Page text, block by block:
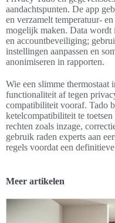
aandachtspunten. De app
en verzamelt temperatuur-
mogelijk maken. Data wordt
en accountbeveiliging;
instellingen aanpassen en
anonimiseren in rapporten.
Wie een slimme
functionaliteit af tegen
compatibiliteit vooraf. Tado
ketelcompatibiliteit te
rechten zoals inzage,
gebruik raden experts aan
regels voordat een
Meer artikelen